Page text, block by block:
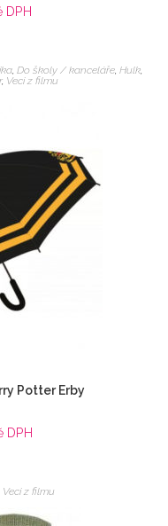
DPH
, Do školy / kanceláře, Hulk,
, Veci z filmu
Potter Erby
DPH
Veci z filmu